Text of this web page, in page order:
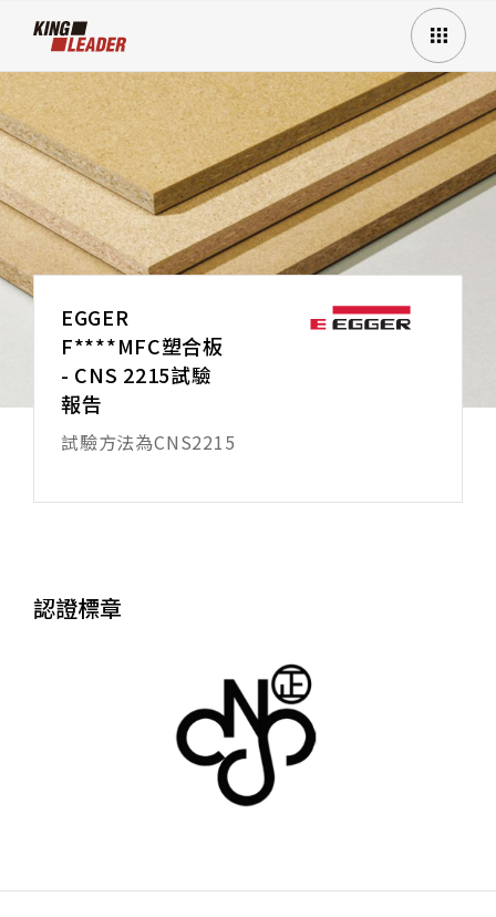
EGGER
F****MFC塑合板
- CNS 2215試驗
報告
試驗方法為CNS2215
認證標章